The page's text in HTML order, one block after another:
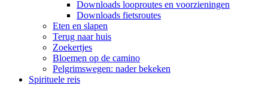
Downloads looproutes en voorzieningen
Downloads fietsroutes
Eten en slapen
Terug naar huis
Zoekertjes
Bloemen op de camino
Pelgrimswegen: nader bekeken
Spirituele reis